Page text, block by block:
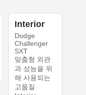
Interior
Dodge
Challenger
SXT
맞춤형 외관
과 성능을 위
해 사용되는
고품질